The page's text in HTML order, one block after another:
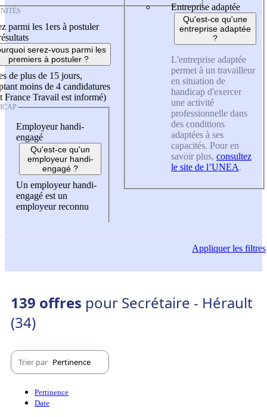
parmi les 1ers à postuler
serez-vous parmi les
premiers à postuler ?
de plus de 15 jours,
moins de 4 candidatures
France Travail est informé)
Employeur handi-
engagé
Qu'est-ce qu'un
employeur handi-
engagé ?
Un employeur handi-
engagé est un
employeur reconnu
Entreprise adaptée
Qu'est-ce qu'une
entreprise adaptée
?
L'entreprise adaptée
permet à un travailleur
en situation de
handicap d'exercer
une activité
professionnelle dans
des conditions
adaptées à ses
capacités. Pour en
savoir plus, consultez
le site de l’UNEA.
Appliquerles filtres
139 offres pour Secrétaire - Hérault
(34)
Trier par Pertinence
Pertinence
Date